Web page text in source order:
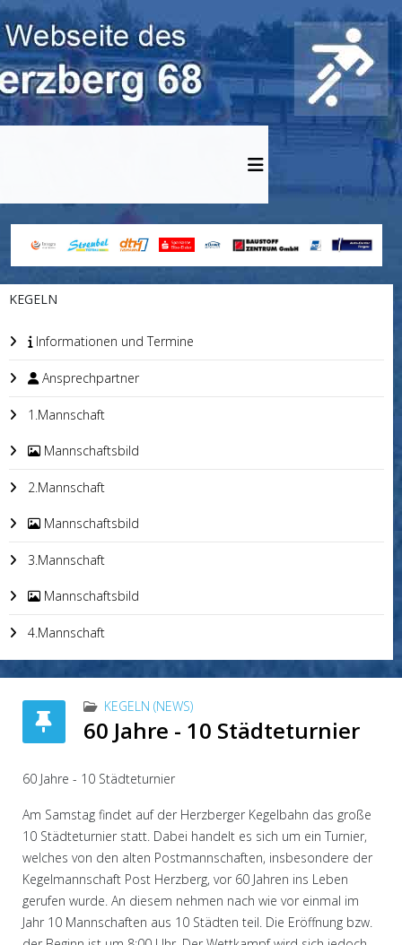
KEGELN
Informationen und Termine
Ansprechpartner
1.Mannschaft
Mannschaftsbild
2.Mannschaft
Mannschaftsbild
3.Mannschaft
Mannschaftsbild
4.Mannschaft
KEGELN (NEWS)
60 Jahre - 10 Städteturnier
60 Jahre - 10 Städteturnier
Am Samstag findet auf der Herzberger Kegelbahn das große
10 Städteturnier statt. Dabei handelt es sich um ein Turnier,
welches von den alten Postmannschaften, insbesondere der
Kegelmannschaft Post Herzberg, vor 60 Jahren ins Leben
gerufen wurde. An diesem nehmen nach wie vor einmal im
Jahr 10 Mannschaften aus 10 Städten teil. Die Eröffnung bzw.